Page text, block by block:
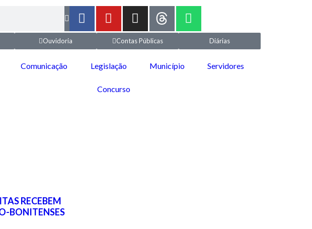
Ouvidoria Contas Públicas Diárias
Comunicação Legislação Município Servidores
Concurso
RECEBEM
BONITENSES